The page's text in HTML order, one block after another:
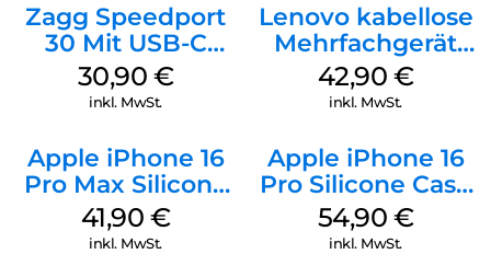
Zagg Speedport
30 Mit USB-C
Kabel Weiß
30,90 €
inkl. MwSt.
Lenovo kabellose
Mehrfachgerät
Luna Grey
42,90 €
inkl. MwSt.
Apple iPhone 16
Pro Max Silicone
Case MagSafe
Ultramarine
41,90 €
inkl. MwSt.
Apple iPhone 16
Pro Silicone Case
MagSafe Black
54,90 €
inkl. MwSt.